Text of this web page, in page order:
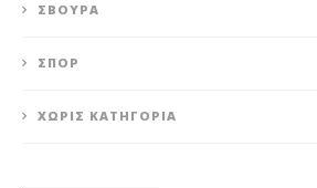
ΣΒΟΎΡΑ
ΣΠΟΡ
ΧΩΡΊΣ ΚΑΤΗΓΟΡΊΑ